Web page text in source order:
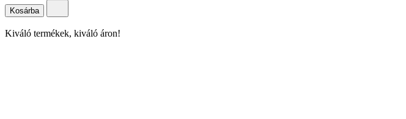
Kosárba
Kiváló termékek, kiváló áron!